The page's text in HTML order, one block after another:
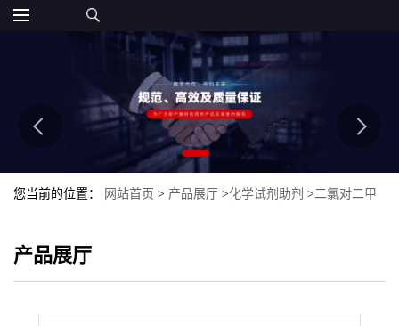
您当前的位置： 网站首页 > 产品展厅 >化学试剂助剂 >二氯对二甲
产品展厅